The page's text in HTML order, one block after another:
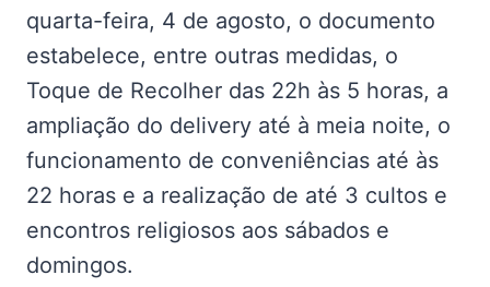
quarta-feira, 4 de agosto, o documento
estabelece, entre outras medidas, o
Toque de Recolher das 22h às 5 horas, a
ampliação do delivery até à meia noite, o
funcionamento de conveniências até às
22 horas e a realização de até 3 cultos e
encontros religiosos aos sábados e
domingos.